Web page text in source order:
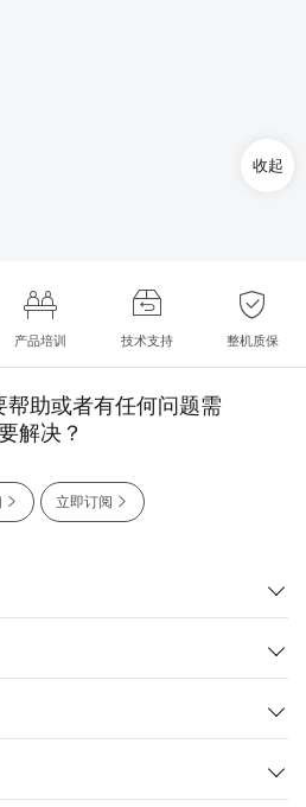
产品培训 技术支持 整机质保
帮助或者有任何问题需
解决？
立即订阅
收起